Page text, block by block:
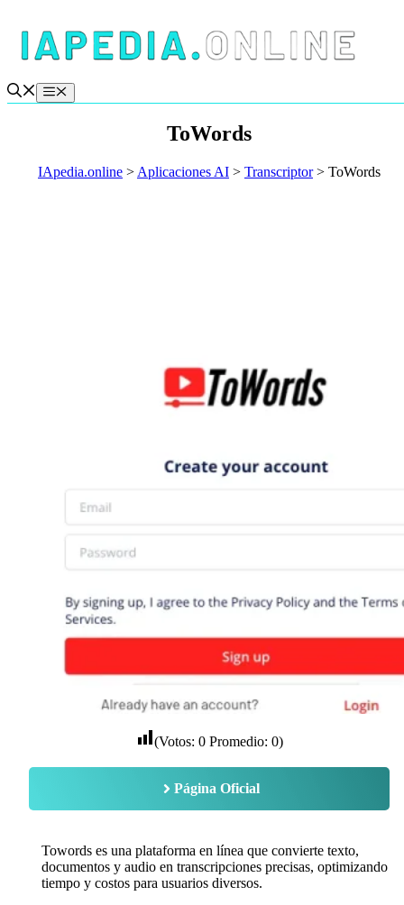
contenido
Menú
ToWords
IApedia.online > Aplicaciones AI > Transcriptor> ToWords
(Votos: 0Promedio: 0)
Página Oficial
Towords es una plataforma en línea que convierte texto,
documentos y audio en transcripciones precisas, optimizando
tiempo y costos para usuarios diversos.